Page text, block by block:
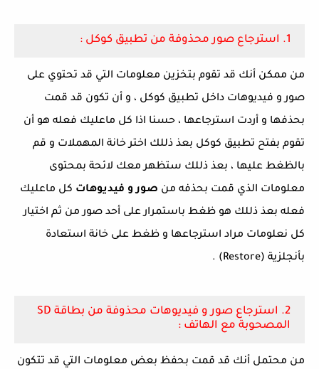
1. استرجاع صور محذوفة من تطبيق كوكل :
من ممكن أنك قد تقوم بتخزين معلومات التي قد تحتوي على
صور و فيديوهات داخل تطبيق كوكل ، و أن تكون قد قمت
بحذفها و أردت استرجاعها ، حسنا اذا كل ماعليك فعله هو أن
تقوم بفتح تطبيق كوكل بعذ ذللك اختر خانة المهملات و قم
بالظغط عليها ، بعذ ذللك ستظهر معك لائحة بمحتوى
معلومات الذي قمت بحذفه من صور و فيديوهات كل ماعليك
فعله بعذ ذللك هو ظغط باستمرار على أحد صور من ثم اختيار
كل نعلومات مراد استرجاعها و ظغط على خانة استعادة
بأنجلزية (Restore) .
2. استرجاع صور و فيديوهات محذوفة من بطاقة SD
المصحوبة مع الهاتف :
من محتمل أنك قد قمت بحفظ بعض معلومات التي قد تتكون